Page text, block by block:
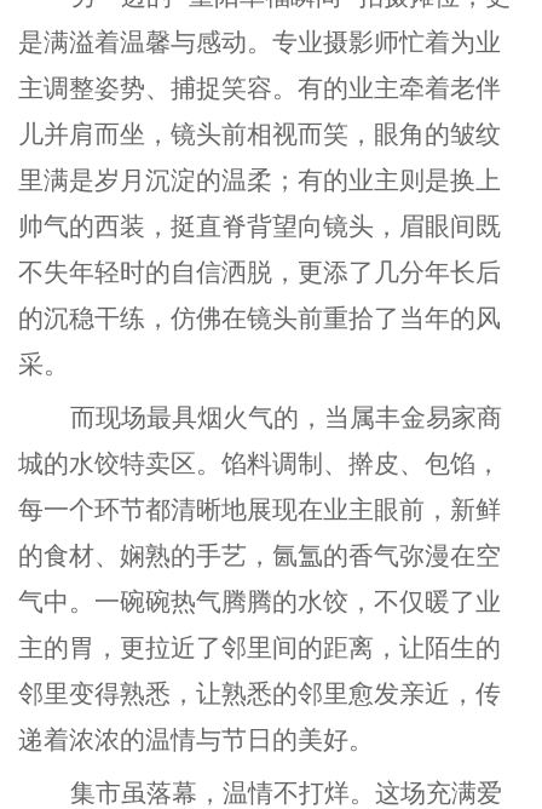
是满溢着温馨与感动。专业摄影师忙着为业
主调整姿势、捕捉笑容。有的业主牵着老伴
儿并肩而坐，镜头前相视而笑，眼角的皱纹
里满是岁月沉淀的温柔；有的业主则是换上
帅气的西装，挺直脊背望向镜头，眉眼间既
不失年轻时的自信洒脱，更添了几分年长后
的沉稳干练，仿佛在镜头前重拾了当年的风
采。
而现场最具烟火气的，当属丰金易家商
城的水饺特卖区。馅料调制、擀皮、包馅，
每一个环节都清晰地展现在业主眼前，新鲜
的食材、娴熟的手艺，氤氲的香气弥漫在空
气中。一碗碗热气腾腾的水饺，不仅暖了业
主的胃，更拉近了邻里间的距离，让陌生的
邻里变得熟悉，让熟悉的邻里愈发亲近，传
递着浓浓的温情与节日的美好。
集市虽落幕，温情不打烊。这场充满爱